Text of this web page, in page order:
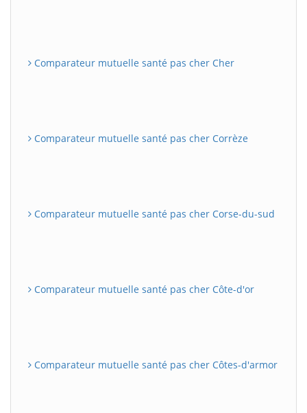
Comparateur mutuelle santé pas cher Cher
Comparateur mutuelle santé pas cher Corrèze
Comparateur mutuelle santé pas cher Corse-du-sud
Comparateur mutuelle santé pas cher Côte-d'or
Comparateur mutuelle santé pas cher Côtes-d'armor